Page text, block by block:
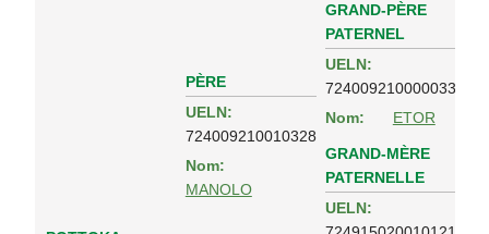
PÈRE
UELN:
724009210010328
Nom:
MANOLO
GRAND-PÈRE
PATERNEL
UELN:
724009210000033
Nom:
ETOR
GRAND-MÈRE
PATERNELLE
UELN: